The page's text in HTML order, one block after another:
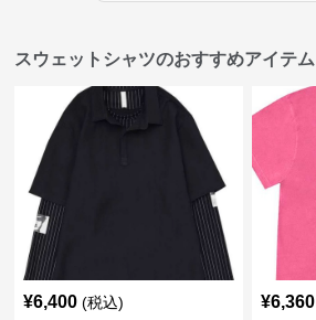
スウェットシャツのおすすめアイテム
¥6,400 (税込) ¥6,360